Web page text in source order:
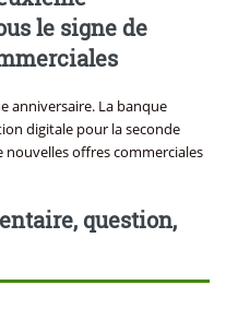
le signe de
anniversaire. La banque
digitale pour la seconde
offres commerciales
question,